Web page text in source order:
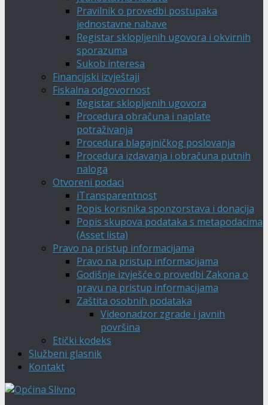
Pravilnik o provedbi postupaka
jednostavne nabave
Registar sklopljenih ugovora i okvirnih
sporazuma
Sukob interesa
Financijski izvještaji
Fiskalna odgovornost
Registar sklopljenih ugovora
Procedura obračuna i naplate
potraživanja
Procedura blagajničkog poslovanja
Procedura izdavanja i obračuna putnih
naloga
Otvoreni podaci
iTransparentnost
Popis korisnika sponzorstava i donacija
Popis skupova podataka s metapodacima
(Asset lista)
Pravo na pristup informacijama
Pravo na pristup informacijama
Godišnje izvješće o provedbi Zakona o
pravu na pristup informacijama
Zaštita osobnih podataka
Videonadzor zgrade i javnih
površina
Etički kodeks
Službeni glasnik
Kontakt